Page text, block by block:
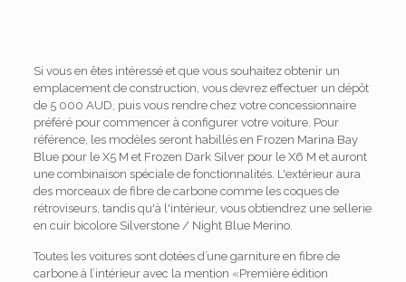
Si vous en êtes intéressé et que vous souhaitez obtenir un
emplacement de construction, vous devrez effectuer un dépôt
de 5 000 AUD, puis vous rendre chez votre concessionnaire
préféré pour commencer à configurer votre voiture. Pour
référence, les modèles seront habillés en Frozen Marina Bay
Blue pour le X5 M et Frozen Dark Silver pour le X6 M et auront
une combinaison spéciale de fonctionnalités. L'extérieur aura
des morceaux de fibre de carbone comme les coques de
rétroviseurs, tandis qu'à l'intérieur, vous obtiendrez une sellerie
en cuir bicolore Silverstone / Night Blue Merino.
Toutes les voitures sont dotées d’une garniture en fibre de
carbone à l’intérieur avec la mention «Première édition